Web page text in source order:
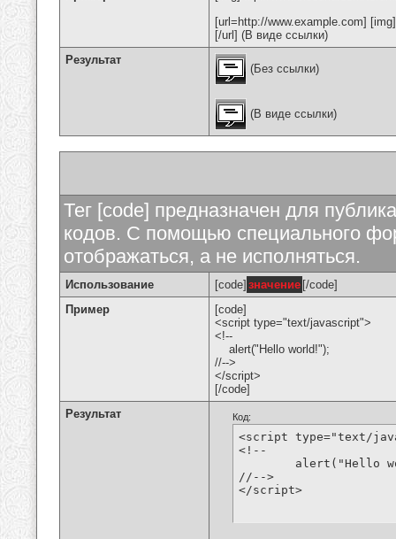
[url=http://www.example.com]
[/url] (В виде ссылки)
Результат
(Без ссылки)
(В виде ссылки)
Тег [code] предназначен для
кодов. С помощью специального
отображаться, а не исполняться.
Использование [code] значение [/code]
Пример
[code]
<script type="text/javascript">
<!--
alert("Hello world!");
//-->
</script>
[/code]
Результат
Код:
<script type="text/
<!--
//-->
</script>